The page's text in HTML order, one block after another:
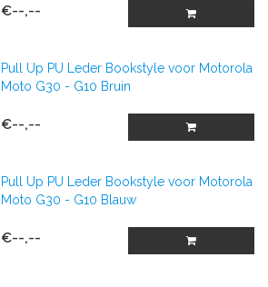
€--,--
Pull Up PU Leder Bookstyle voor Motorola
Moto G30 - G10 Bruin
€--,--
Pull Up PU Leder Bookstyle voor Motorola
Moto G30 - G10 Blauw
€--,--